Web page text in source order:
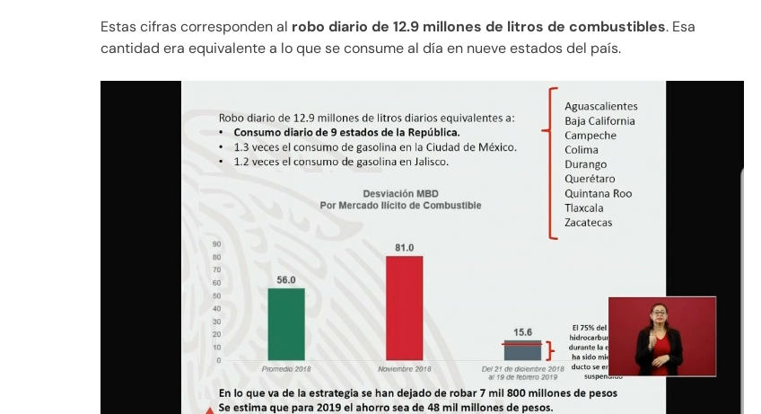
Estas cifras corresponden al robo diario de 12.9 millones de litros de combustibles. Esa
cantidad era equivalente a lo que se consume al día en nueve estados del país.